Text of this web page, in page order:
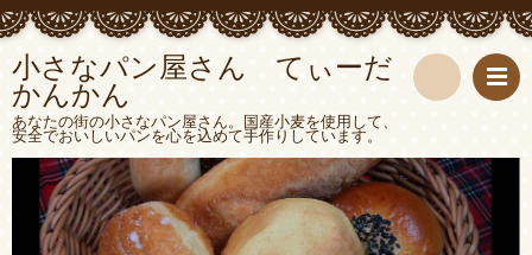
小さなパン屋さん てぃーだ
かんかん
あなたの街の小さなパン屋さん。国産小麦を使用して、
安全でおいしいパンを心を込めて手作りしています。
索